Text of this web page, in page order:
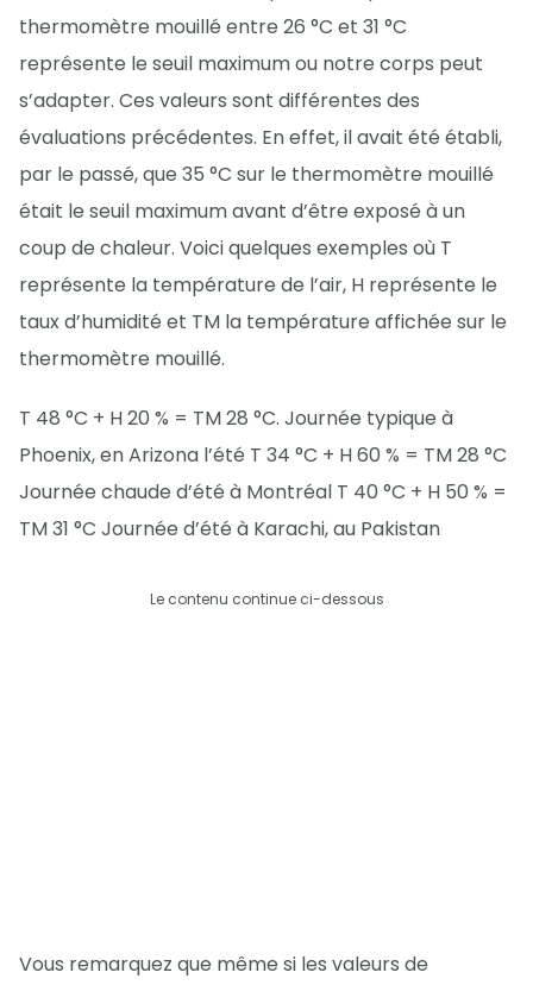
thermomètre mouillé entre 26 °C et 31 °C
représente le seuil maximum ou notre corps peut
s’adapter. Ces valeurs sont différentes des
évaluations précédentes. En effet, il avait été établi,
par le passé, que 35 °C sur le thermomètre mouillé
était le seuil maximum avant d’être exposé à un
coup de chaleur. Voici quelques exemples où T
représente la température de l’air, H représente le
taux d’humidité et TM la température affichée sur le
thermomètre mouillé.
T 48 °C + H 20 % = TM 28 °C. Journée typique à
Phoenix, en Arizona l’été T 34 °C + H 60 % = TM 28 °C
Journée chaude d’été à Montréal T 40 °C + H 50 % =
TM 31 °C Journée d’été à Karachi, au Pakistan
Le contenu continue ci-dessous
Vous remarquez que même si les valeurs de